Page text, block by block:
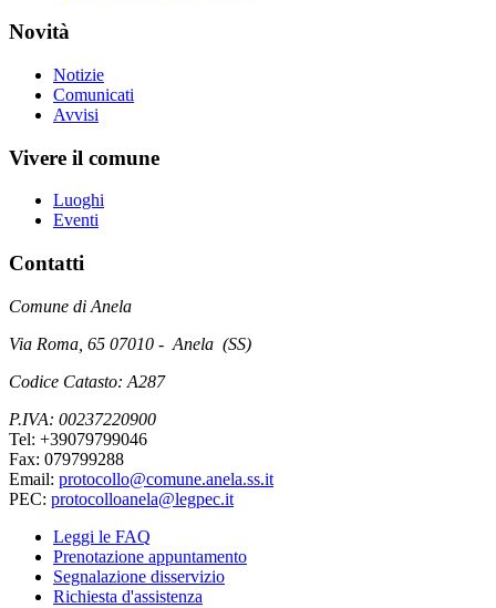
Novità
Notizie
Comunicati
Avvisi
Vivere il comune
Luoghi
Eventi
Contatti
Comune di Anela
Via Roma, 65 07010 - Anela (SS)
Codice Catasto: A287
P.IVA: 00237220900
Tel: +39079799046
Fax: 079799288
Email: protocollo@comune.anela.ss.it
PEC: protocolloanela@legpec.it
Leggi le FAQ
Prenotazione appuntamento
Segnalazione disservizio
Richiesta d'assistenza